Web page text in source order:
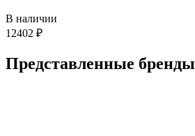
В наличии
12402 ₽
Представленные бренды